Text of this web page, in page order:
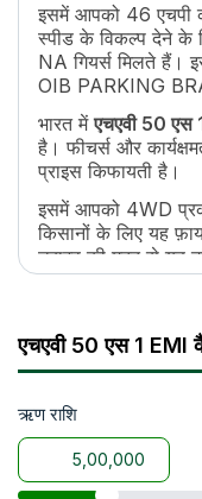
चौड़ाई
1830
व्हील बेस
2000
ट्रैक्टर वजन
2150
उठाने की क्षमता
1800
पॉइंट लिंकेज
CAT.1
टायर साइज
व्हील ड्राइव
4WD
इसमें आपको 46 एचपी
स्पीड के विकल्प देने के
NA गियर्स मिलते हैं।
OIB PARKING
भारत मेंएचएवी 50 एस
है। फीचर्स और
प्राइस किफायती है।
इसमें आपको 4WD
किसानों के लिए यह
ड्राइव की मदद से यह
जुताई, बीजो की
इसके साथ-साथ,
कल्टीवेटर, रोटावेटर,
एचएवी 50 एस 1
ऋण राशि